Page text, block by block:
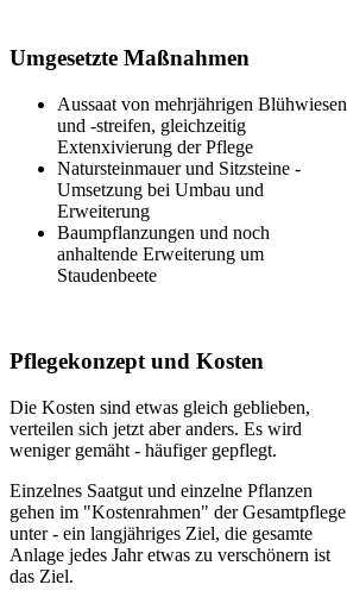
Umgesetzte Maßnahmen
Aussaat von mehrjährigen Blühwiesen
und -streifen, gleichzeitig
Extenxivierung der Pflege
Natursteinmauer und Sitzsteine -
Umsetzung bei Umbau und
Erweiterung
Baumpflanzungen und noch
anhaltende Erweiterung um
Staudenbeete
Pflegekonzept und Kosten
Die Kosten sind etwas gleich geblieben,
verteilen sich jetzt aber anders. Es wird
weniger gemäht - häufiger gepflegt.
Einzelnes Saatgut und einzelne Pflanzen
gehen im "Kostenrahmen" der Gesamtpflege
unter - ein langjähriges Ziel, die gesamte
Anlage jedes Jahr etwas zu verschönern ist
das Ziel.